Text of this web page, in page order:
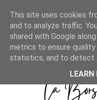
This site uses cookies
and to analyze traffic.
shared with Google
metrics to ensure
statistics, and to detect
LEARN